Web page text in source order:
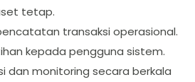
tetap.
transaksi operasional.
kepada pengguna sistem.
dan monitoring secara berkala